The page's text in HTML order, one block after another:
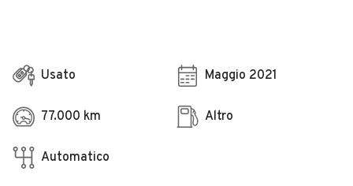
Usato Maggio 2021
77.000 km Altro
Automatico